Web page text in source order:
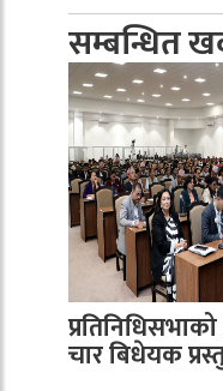
सम्बन्धित
चार बिधेयक